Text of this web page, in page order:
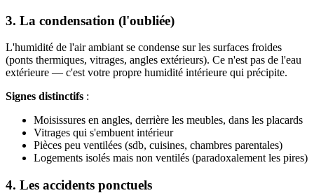
3. La condensation (l'oubliée)
L'humidité de l'air ambiant se condense sur les surfaces froides
(ponts thermiques, vitrages, angles extérieurs). Ce n'est pas de l'eau
extérieure — c'est votre propre humidité intérieure qui précipite.
Signes distinctifs :
Moisissures en angles, derrière les meubles, dans les placards
Vitrages qui s'embuent intérieur
Pièces peu ventilées (sdb, cuisines, chambres parentales)
Logements isolés mais non ventilés (paradoxalement les pires)
4. Les accidents ponctuels